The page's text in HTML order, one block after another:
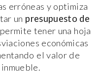
erróneas y optimiza
un presupuesto de
tener una hoja
económicas
el valor de